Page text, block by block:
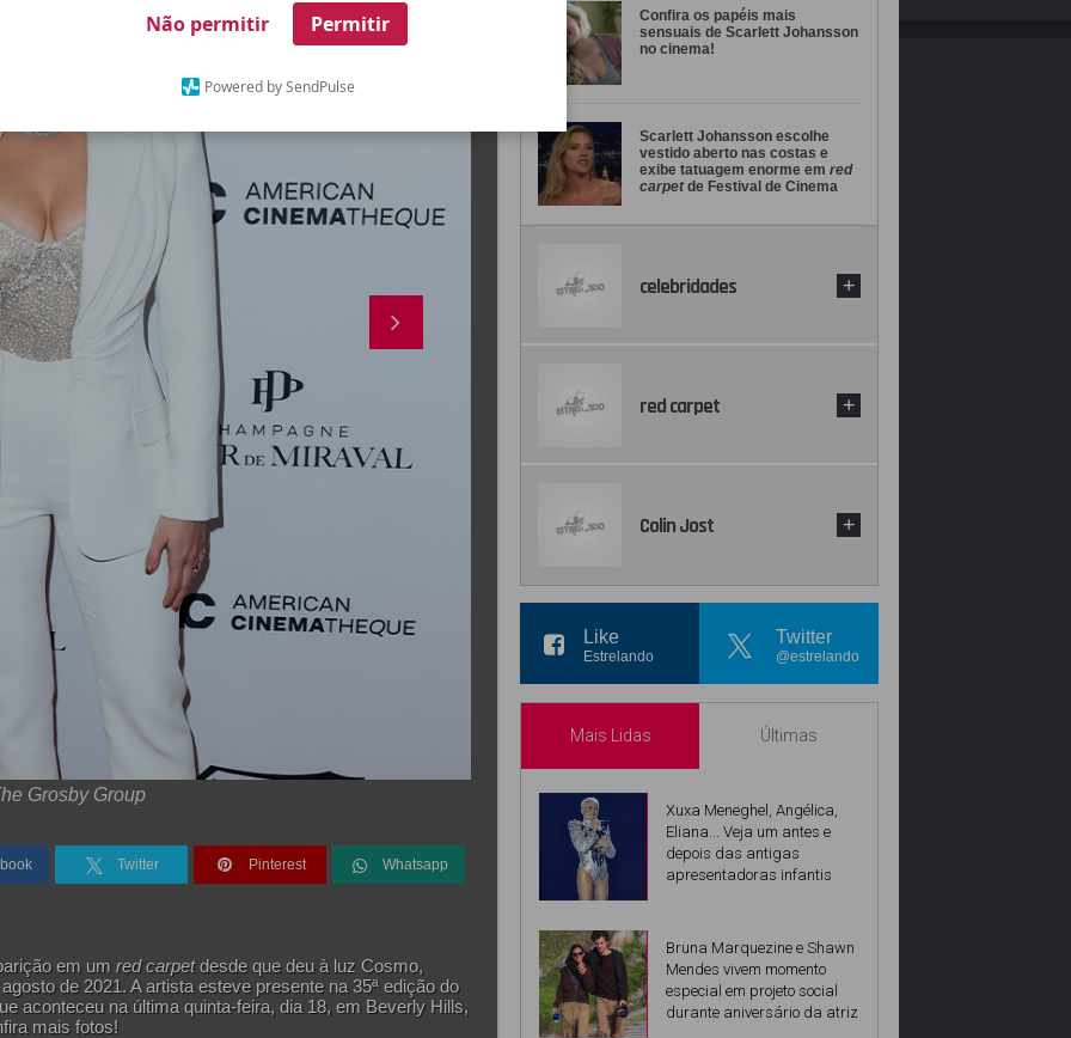
Não permitir Permitir
Powered by SendPulse
Grosby Group
Twitter Pinterest Whatsapp
em um red carpetdesde que deu à luz Cosmo,
de 2021. A artista esteve presente na 35ª edição do
aconteceu na última quinta-feira, dia 18, em Beverly Hills,
mais fotos!
Confira os papéis mais
sensuais de Scarlett Johansson
no cinema!
Scarlett Johansson escolhe
vestido aberto nas costas e
exibe tatuagem enorme em red
carpetde Festival de Cinema
celebridades +
red carpet +
Colin Jost +
Like
Estrelando
Twitter
@estrelando
Mais Lidas Últimas
Xuxa Meneghel, Angélica,
Eliana... Veja um antes e
depois das antigas
apresentadoras infantis
Bruna Marquezine e Shawn
Mendes vivem momento
especial em projeto social
durante aniversário da atriz